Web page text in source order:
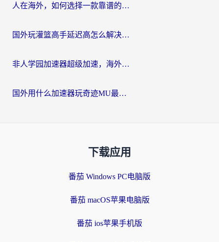
人在海外，如何选择一款靠谱的玩剑灵2加速器？
国外玩灌篮高手延迟高怎么解决？海外玩家国服游戏加速终极指南
非人学园加速器超级加速，海外玩家重返国服的通行证
国外用什么加速器玩奇迹MU最好？2026海外玩家国服游戏加速全攻略
下载应用
番茄 Windows PC电脑版
番茄 macOS苹果电脑版
番茄 ios苹果手机版